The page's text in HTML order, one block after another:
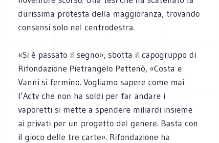
durissima protesta della maggioranza, trovando
consensi solo nel centrodestra.
«Si è passato il segno», sbotta il capogruppo di
Rifondazione Pietrangelo Pettenò, «Costa e
Vanni si fermino. Vogliamo sapere come mai
l’Actv che non ha soldi per far andare i
vaporetti si mette a spendere miliardi insieme
ai privati per un progetto del genere. Basta con
il gioco delle tre carte». Rifondazione ha